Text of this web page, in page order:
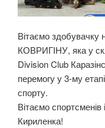
Вітаємо
КОВРИГІНУ, яка у
Division Club
перемогу у 3-му
спорту.
Вітаємо
Кириленка!